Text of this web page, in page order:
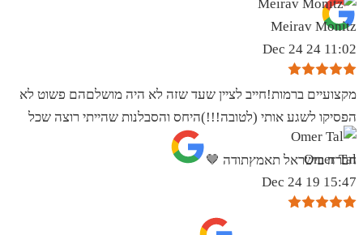
Meirav Monitz
11:02 24 Dec 24
מקצועיים ברמות!חייב לציין שעד שזה לא היה מושלםהם פשוט לא
הפסיקו לשגע אותי (לטובה!!!)היחס והסבלנות שהייתי רוצה שכל
חברה בישראל תאמץתודה 🤎
Omer Tal
15:47 19 Dec 24